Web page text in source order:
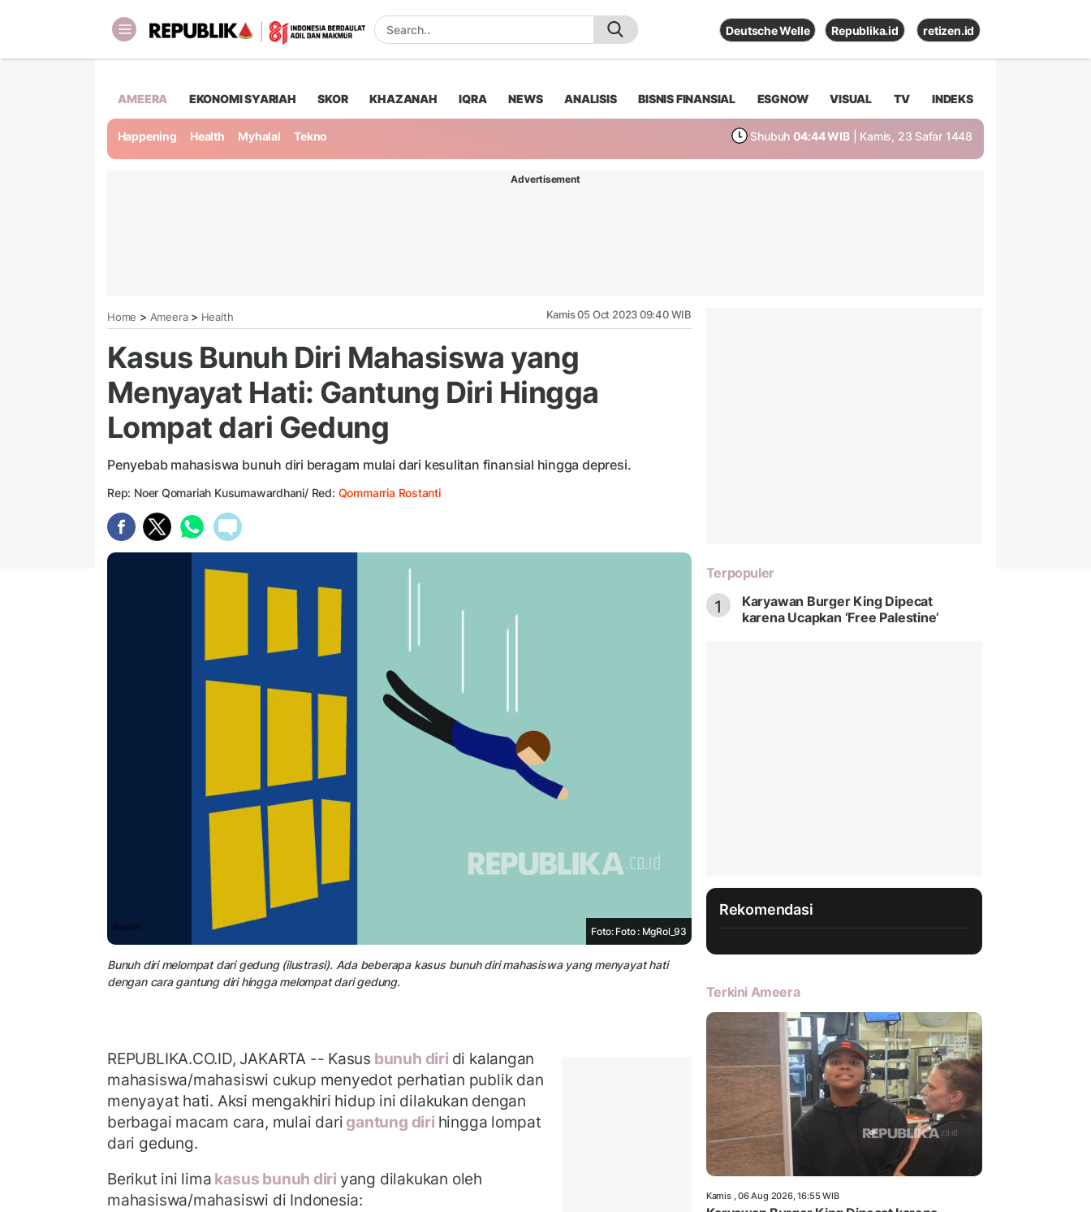
Deutsche Welle Republika.id retizen.id
AMEERA EKONOMI SYARIAH SKOR KHAZANAH IQRA NEWS ANALISIS BISNIS FINANSIAL ESGNOW VISUAL TV INDEKS
Happening Health Myhalal Tekno Shubuh 04:44 WIB | Kamis, 23 Safar 1448
Advertisement
Home > Ameera> Health Kamis 05 Oct 2023 09:40 WIB
Kasus Bunuh Diri Mahasiswa yang
Menyayat Hati: Gantung Diri Hingga
Lompat dari Gedung
Penyebab mahasiswa bunuh diri beragam mulai dari kesulitan finansial hingga depresi.
Rep: Noer Qomariah Kusumawardhani/ Red: Qommarria Rostanti
Foto: Foto : MgRol_93
Bunuh diri melompat dari gedung (ilustrasi). Ada beberapa kasus bunuh diri mahasiswa yang menyayat hati
dengan cara gantung diri hingga melompat dari gedung.
REPUBLIKA.CO.ID, JAKARTA -- Kasus bunuh diri di kalangan
mahasiswa/mahasiswi cukup menyedot perhatian publik dan
menyayat hati. Aksi mengakhiri hidup ini dilakukan dengan
berbagai macam cara, mulai dari gantung diri hingga lompat
dari gedung.
Berikut ini lima kasus bunuh diri yang dilakukan oleh
mahasiswa/mahasiswi di Indonesia:
Terpopuler
1
Karyawan Burger King Dipecat
karena Ucapkan ‘Free Palestine’
Rekomendasi
Terkini Ameera
Kamis , 06 Aug 2026, 16:55 WIB